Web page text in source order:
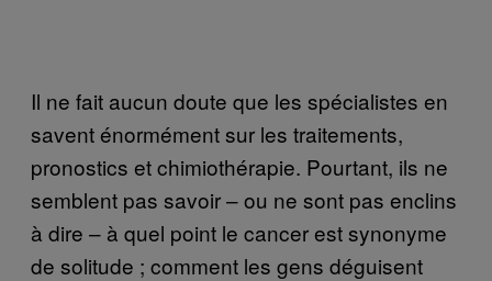
Il ne fait aucun doute que les spécialistes en
savent énormément sur les traitements,
pronostics et chimiothérapie. Pourtant, ils ne
semblent pas savoir – ou ne sont pas enclins
à dire – à quel point le cancer est synonyme
de solitude ; comment les gens déguisent